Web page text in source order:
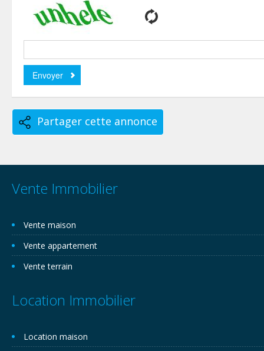
Partager cette annonce
Vente Immobilier
Vente maison
Vente appartement
Vente terrain
Location Immobilier
Location maison